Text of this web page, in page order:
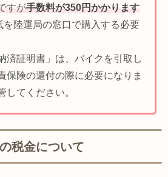
すが手数料が350円かかります
陸運局の窓口で購入する必要
済証明書」は、バイクを引取し
保険の還付の際に必要になりま
してください。
税金について